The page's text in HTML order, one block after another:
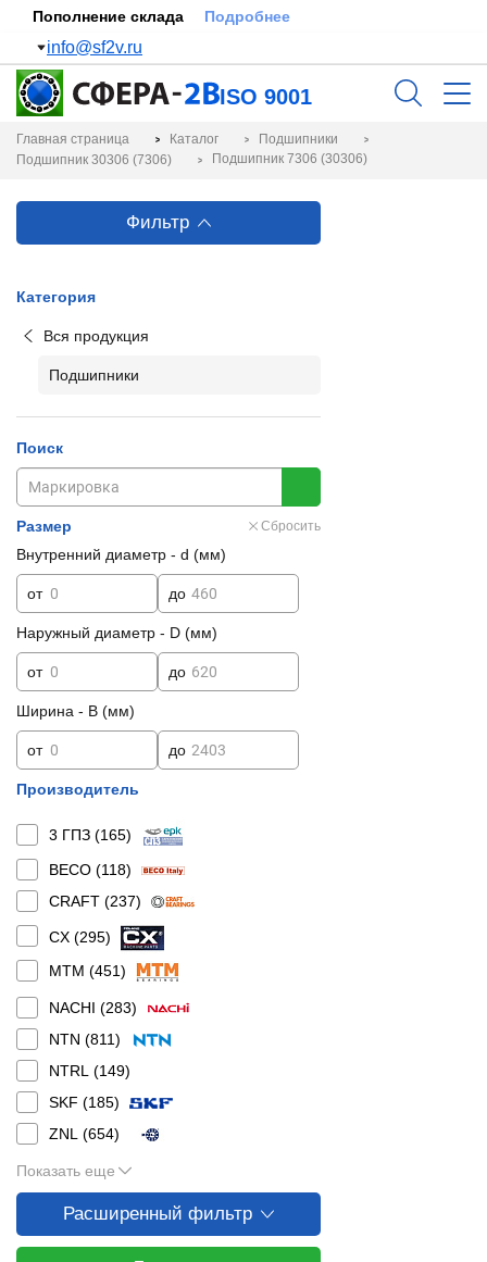
Пополнение склада Подробнее
info@sf2v.ru
ISO 9001
Главная страница Каталог
Подшипники
Подшипник 30306 (7306)
Подшипник 7306 (30306)
Фильтр
Категория
Вся продукция
Подшипники
Поиск
Размер Сбросить
Внутренний диаметр - d (мм)
от до
Наружный диаметр - D (мм)
от до
Ширина - B (мм)
от до
Производитель
3 ГПЗ (165)
BECO (118)
CRAFT (237)
CX (295)
MTM (451)
NACHI (283)
NTN (811)
NTRL (149)
SKF (185)
ZNL (654)
Показать еще
Расширенный фильтр